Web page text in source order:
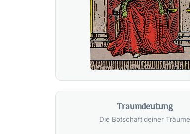
Traumdeutung
Die Botschaft deiner Träume